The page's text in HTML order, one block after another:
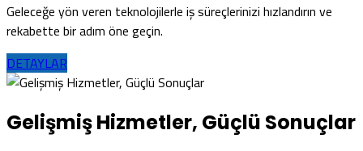
Geleceğe yön veren teknolojilerle iş süreçlerinizi hızlandırın ve
rekabette bir adım öne geçin.
DETAYLAR
Gelişmiş Hizmetler, Güçlü Sonuçlar